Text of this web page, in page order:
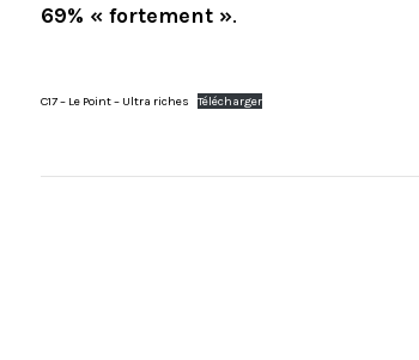
69% « fortement ».
C17 – Le Point – Ultra riches Télécharger